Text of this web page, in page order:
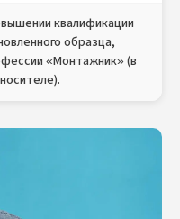
квалификации
образца,
«Монтажник» (в